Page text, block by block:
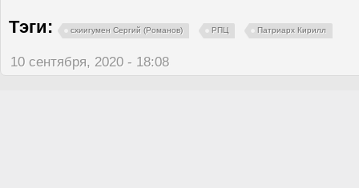
Тэги: схиигумен Сергий (Романов) РПЦ Патриарх Кирилл
10 сентября, 2020 - 18:08